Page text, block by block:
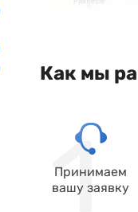
Как мы
Принимаем
вашу заявку